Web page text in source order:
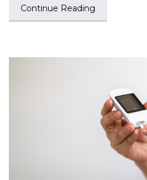
Continue Reading